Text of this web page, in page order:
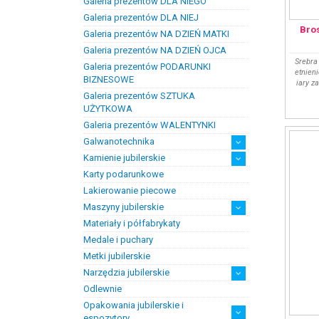
dzieci
Galeria prezentów DLA NIEJ
Galeria prezentów NA DZIEŃ MATKI
Galeria prezentów NA DZIEŃ OJCA
Galeria prezentów PODARUNKI
BIZNESOWE
Galeria prezentów SZTUKA
UŻYTKOWA
Galeria prezentów WALENTYNKI
Galwanotechnika
kąpiele
osprzęt
Kamienie jubilerskie
Bursztyn
Kamienie jubilersko-ozdobne
Kamienie syntetyczne
Kamienie szlachetne
Karty podarunkowe
Lakierowanie piecowe
Maszyny jubilerskie
diamenciarki, tokarki itp
inne
linia odlewnicza
maszyny do bursztynu
myjki ultradżwiękowe
polerowanie, szlifowanie
silniki jubilerskie
walcarki, prasy itp
Materiały i półfabrykaty
Medale i puchary
Metki jubilerskie
Narzędzia jubilerskie
narzędzia drobne i materiały
eksploatacyjne
artykuły ochronne
cięcie
kształtowanie i klepanie
lutowanie
narzędzia i przyrządy ogólnego
zastosowania
narzędzia pomiarowe
optyka
pilniki
szczypty, pensety
uchwyty, kluby itp.
wiertła, frezy itp.
Odlewnie
Opakowania jubilerskie i
iary